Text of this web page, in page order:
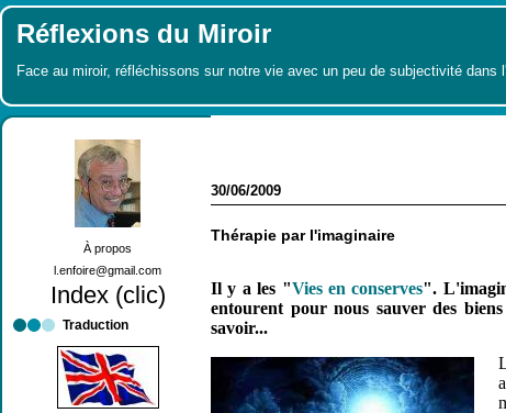
Réflexions du Miroir
Face au miroir, réfléchissons sur notre vie avec un peu de subjectivité dans
À propos
l.enfoire@gmail.com
Index (clic)
Traduction
30/06/2009
Thérapie par l'imaginaire
Il y a les "Vies en conserves".
entourent pour nous sauver des
savoir...